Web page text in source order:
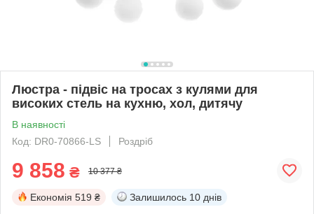
Люстра - підвіс на тросах з кулями для
високих стель на кухню, хол, дитячу
В наявності
Код: DR0-70866-LS
Роздріб
9 858 ₴ 10 377 ₴
Економія 519 ₴ Залишилось 10 днів